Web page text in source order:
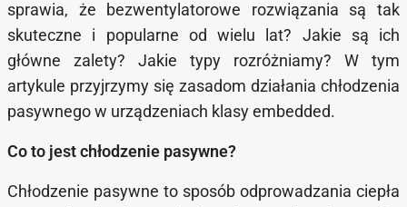
sprawia, że bezwentylatorowe rozwiązania są tak
skuteczne i popularne od wielu lat? Jakie są ich
główne zalety? Jakie typy rozróżniamy? W tym
artykule przyjrzymy się zasadom działania chłodzenia
pasywnego w urządzeniach klasy embedded.
Co to jest chłodzenie pasywne?
Chłodzenie pasywne to sposób odprowadzania ciepła